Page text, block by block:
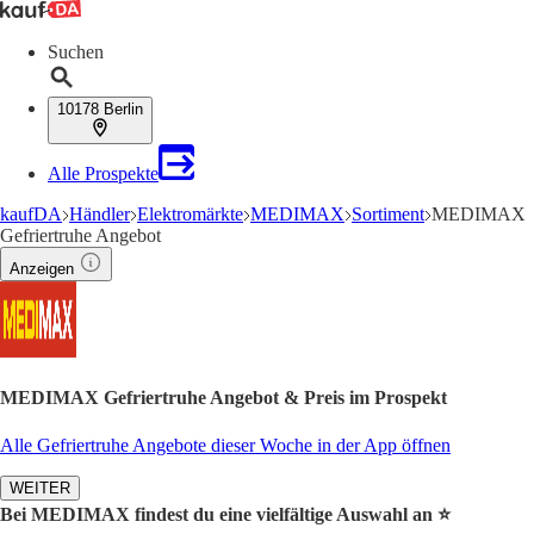
Suchen
10178 Berlin
Alle Prospekte
kaufDA Händler Elektromärkte MEDIMAX Sortiment MEDIMAX
Gefriertruhe Angebot
Anzeigen
MEDIMAX Gefriertruhe Angebot & Preis im Prospekt
Alle Gefriertruhe Angebote dieser Woche in der App öffnen
WEITER
Bei MEDIMAX findest du eine vielfältige Auswahl an ⭐️